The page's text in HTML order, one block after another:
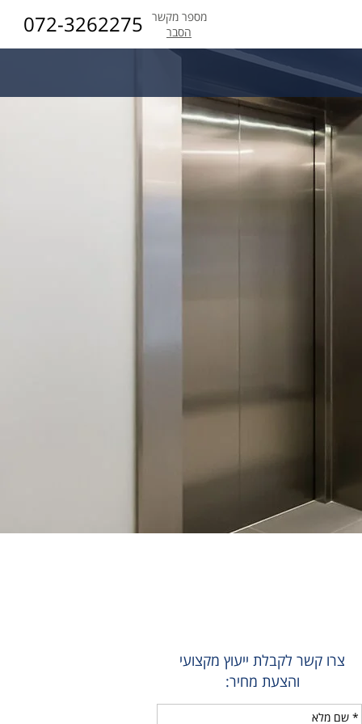
072-3262275
מספר מקשר
הסבר
צרו קשר לקבלת ייעוץ מקצועי
והצעת מחיר: